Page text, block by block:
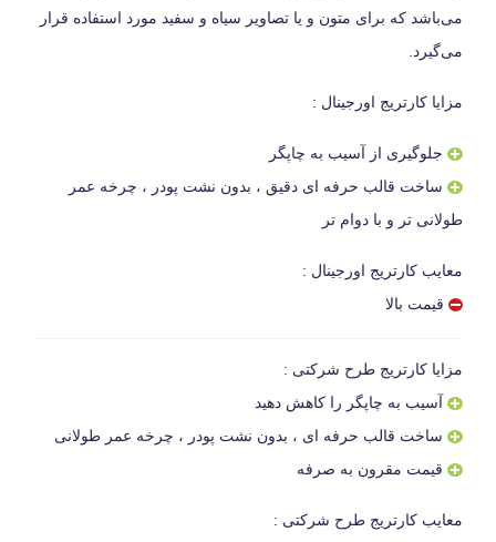
می‌باشد که برای متون و یا تصاویر سیاه و سفید مورد استفاده قرار
می‌گیرد.
مزایا کارتریج اورجینال :
جلوگیری از آسیب به چاپگر
ساخت قالب حرفه ای دقیق ، بدون نشت پودر ، چرخه عمر
طولانی تر و با دوام تر
معایب کارتریج اورجینال :
قیمت بالا
مزایا کارتریج طرح شرکتی :
آسیب به چاپگر را کاهش دهید
ساخت قالب حرفه ای ، بدون نشت پودر ، چرخه عمر طولانی
قیمت مقرون به صرفه
معایب کارتریج طرح شرکتی :